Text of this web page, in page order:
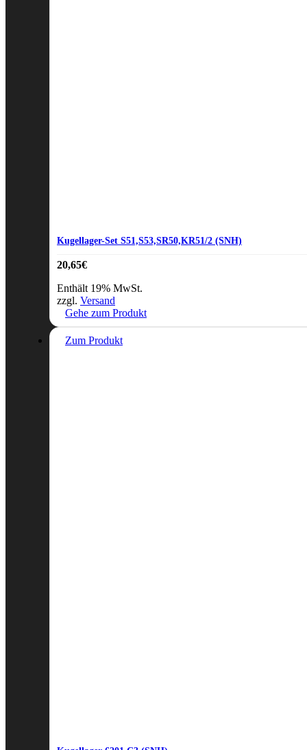
Kugellager-Set S51,S53,SR50,KR51/2 (SNH)
20,65€
Enthält 19% MwSt.
zzgl. Versand
Gehe zum Produkt
Zum Produkt